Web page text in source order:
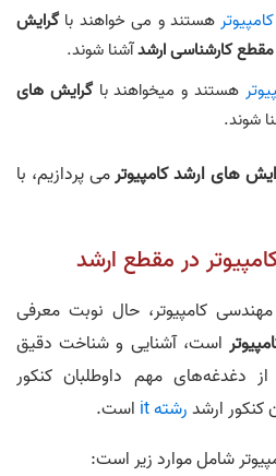
هستند و می خواهند باگرایش
کارشناسی ارشدآشنا شوند.
هستند و میخواهند باگرایش های
شوند.
های ارشد کامپیوترمی پردازیم، با
در مقطع ارشد
کامپیوتر، حال نوبت معرفی
است، آشنایی و شناخت دقیق
دغدغه‌های مهم داوطلبان کنکور
کنکور ارشدرشته it
است.
شامل موارد زیر است: